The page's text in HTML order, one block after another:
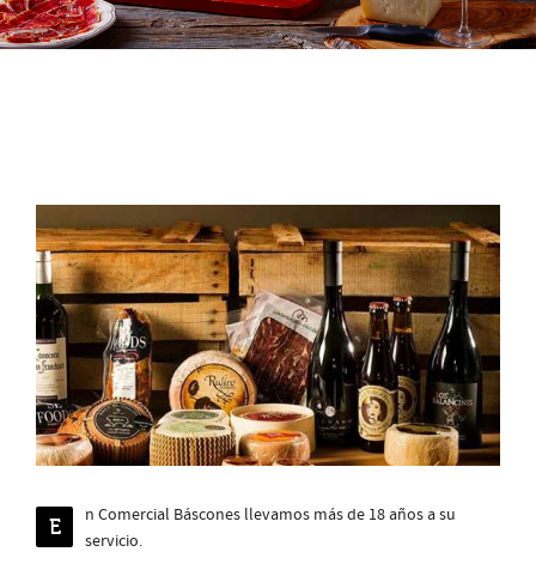
E
n Comercial Báscones llevamos más de 18 años a su
servicio.